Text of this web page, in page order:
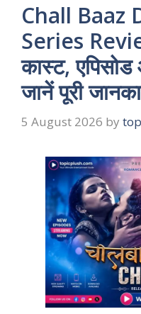
Chall Baaz
Series
कास्ट,
जानें पूरी
5 August 2026 by